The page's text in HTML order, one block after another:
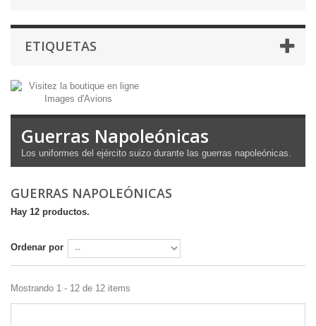
ETIQUETAS
Guerras Napoleónicas
Los uniformes del ejército suizo durante las guerras napoleónicas.
GUERRAS NAPOLEÓNICAS
Hay 12 productos.
Ordenar por
Mostrando 1 - 12 de 12 items